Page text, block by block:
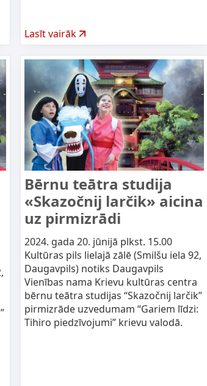
Lasīt vairāk
Bērnu teātra studija
«Skazočnij larčik» aicina
uz pirmizrādi
2024. gada 20. jūnijā plkst. 15.00
Kultūras pils lielajā zālē (Smilšu iela 92,
Daugavpils) notiks Daugavpils
Vienības nama Krievu kultūras centra
bērnu teātra studijas “Skazočnij larčik”
pirmizrāde uzvedumam “Gariem līdzi:
Tihiro piedzīvojumi” krievu valodā.